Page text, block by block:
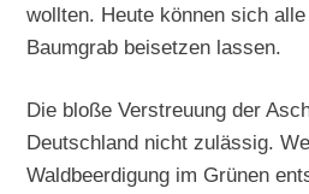
wollten. Heute können sich
Baumgrab beisetzen lassen.
Die bloße Verstreuung der
Deutschland nicht zulässig.
Waldbeerdigung im Grünen